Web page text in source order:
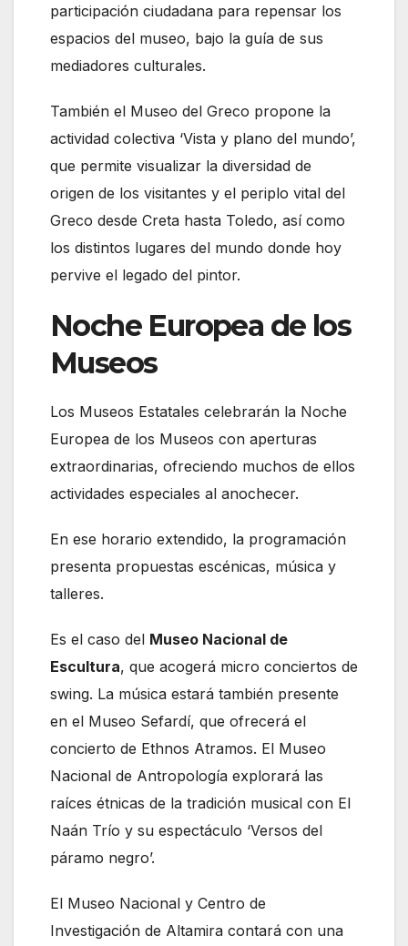
participación ciudadana para repensar los
espacios del museo, bajo la guía de sus
mediadores culturales.
También el Museo del Greco propone la
actividad colectiva ‘Vista y plano del mundo’,
que permite visualizar la diversidad de
origen de los visitantes y el periplo vital del
Greco desde Creta hasta Toledo, así como
los distintos lugares del mundo donde hoy
pervive el legado del pintor.
Noche Europea de los
Museos
Los Museos Estatales celebrarán la Noche
Europea de los Museos con aperturas
extraordinarias, ofreciendo muchos de ellos
actividades especiales al anochecer.
En ese horario extendido, la programación
presenta propuestas escénicas, música y
talleres.
Es el caso del Museo Nacional de
Escultura, que acogerá micro conciertos de
swing. La música estará también presente
en el Museo Sefardí, que ofrecerá el
concierto de Ethnos Atramos. El Museo
Nacional de Antropología explorará las
raíces étnicas de la tradición musical con El
Naán Trío y su espectáculo ‘Versos del
páramo negro’.
El Museo Nacional y Centro de
Investigación de Altamira contará con una